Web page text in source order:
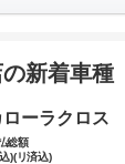
新着車種
ローラクロス
総額
)(リ済込)